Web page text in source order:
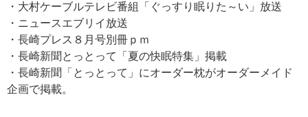
・大村ケーブルテレビ番組「ぐっすり眠りた～い」放送
・ニュースエブリイ放送
・長崎プレス８月号別冊ｐｍ
・長崎新聞とっとって「夏の快眠特集」掲載
・長崎新聞「とっとって」にオーダー枕がオーダーメイド
企画で掲載。